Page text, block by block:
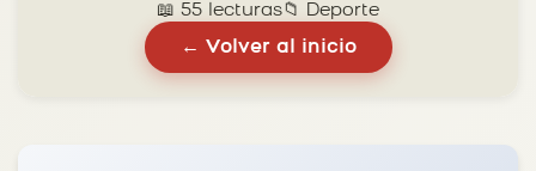
📖 55 lecturas📁 Deporte
← Volver al inicio